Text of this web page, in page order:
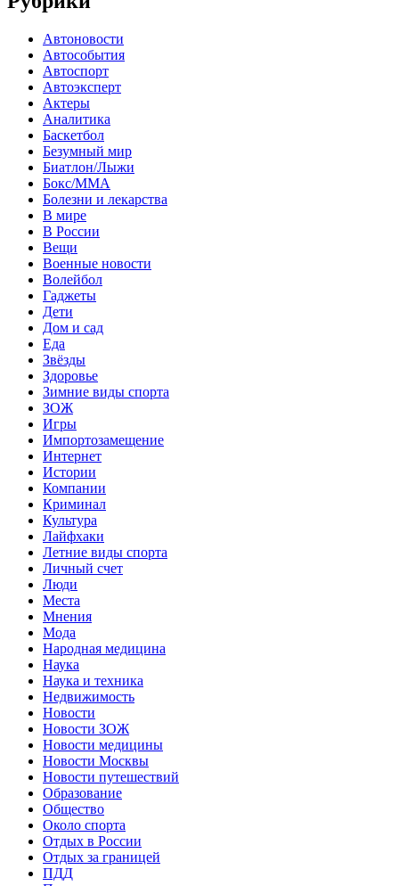
Автоновости
Автособытия
Автоспорт
Автоэксперт
Актеры
Аналитика
Баскетбол
Безумный мир
Биатлон/Лыжи
Бокс/MMA
Болезни и лекарства
В мире
В России
Вещи
Военные новости
Волейбол
Гаджеты
Дети
Дом и сад
Еда
Звёзды
Здоровье
Зимние виды спорта
ЗОЖ
Игры
Импортозамещение
Интернет
Истории
Компании
Криминал
Культура
Лайфхаки
Летние виды спорта
Личный счет
Люди
Места
Мнения
Мода
Народная медицина
Наука
Наука и техника
Недвижимость
Новости
Новости ЗОЖ
Новости медицины
Новости Москвы
Новости путешествий
Образование
Общество
Около спорта
Отдых в России
Отдых за границей
ПДД